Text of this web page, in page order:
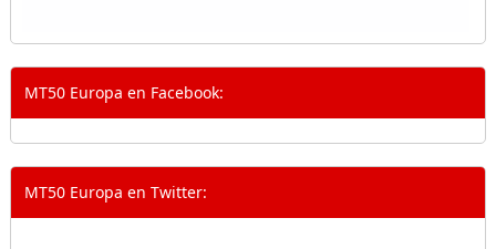
MT50 Europa en Facebook:
MT50 Europa en Twitter: